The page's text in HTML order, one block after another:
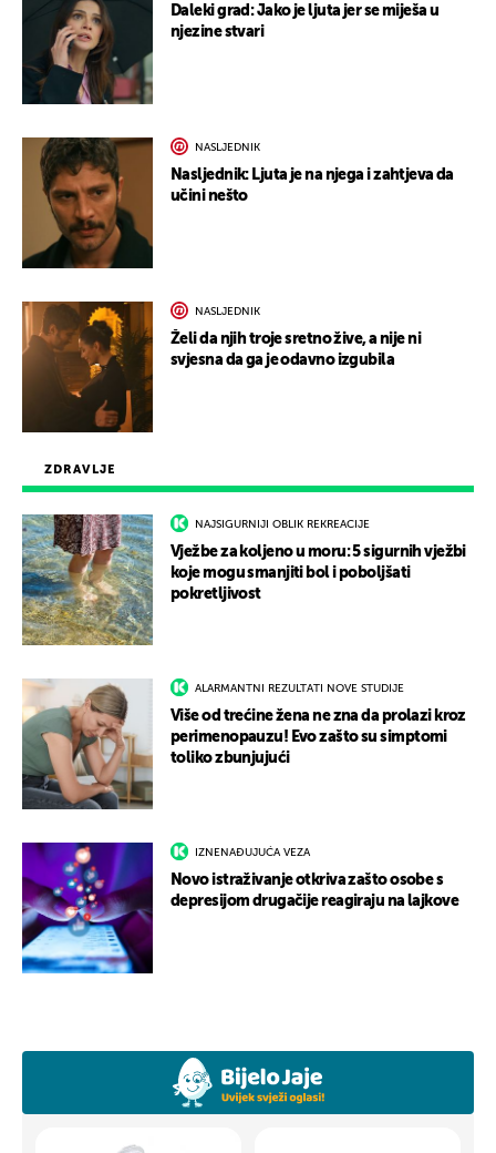
ZDRAVLJE
NAJSIGURNIJI OBLIK REKREACIJE
Vježbe za koljeno u moru: 5 sigurnih vježbi
koje mogu smanjiti bol i poboljšati
pokretljivost
ALARMANTNI REZULTATI NOVE STUDIJE
Više od trećine žena ne zna da prolazi kroz
perimenopauzu! Evo zašto su simptomi
toliko zbunjujući
IZNENAĐUJUĆA VEZA
Novo istraživanje otkriva zašto osobe s
depresijom drugačije reagiraju na lajkove
Daleki grad: Jako je ljuta jer se miješa u
njezine stvari
NASLJEDNIK
Nasljednik: Ljuta je na njega i zahtjeva da
učini nešto
NASLJEDNIK
Želi da njih troje sretno žive, a nije ni
svjesna da ga je odavno izgubila